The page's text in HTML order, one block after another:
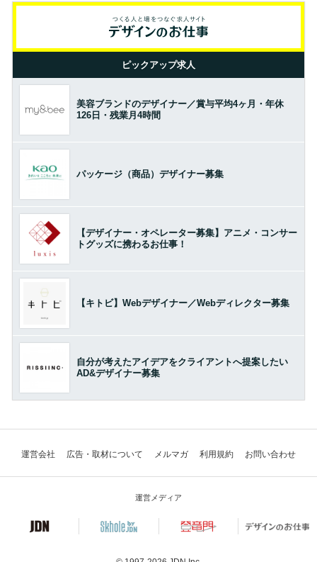
ピックアップ求人
美容ブランドのデザイナー／賞与平均4ヶ月・年休
126日・残業月4時間
パッケージ（商品）デザイナー募集
【デザイナー・オペレーター募集】アニメ・コンサー
トグッズに携わるお仕事！
【キトビ】Webデザイナー／Webディレクター募集
自分が考えたアイデアをクライアントへ提案したい
AD&デザイナー募集
運営会社 広告・取材について メルマガ 利用規約 お問い合わせ
運営メディア